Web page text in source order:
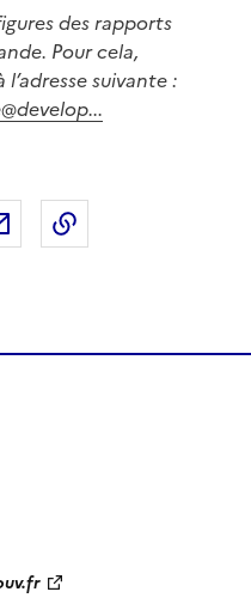
des rapports
Pour cela,
suivante :
sur LinkedIn
Partager par email